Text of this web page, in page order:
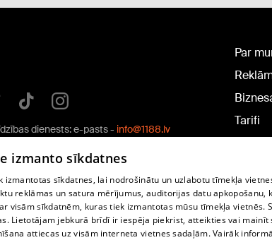
dienests: e-pasts - info@1188.lv
2004-2026 SIA HELIO MEDIA.
Par
Tarifi
izmanto sīkdatnes
izmantotas sīkdatnes, lai nodrošinātu un uzlabotu tīmekļa
reklāmas un satura mērījumus, auditorijas datu apkopošanu,
visām sīkdatnēm, kuras tiek izmantotas mūsu tīmekļa vietnēs.
Lietotājam jebkurā brīdī ir iespēja piekrist, atteikties vai
attiecas uz visām interneta vietnes sadaļām. Vairāk